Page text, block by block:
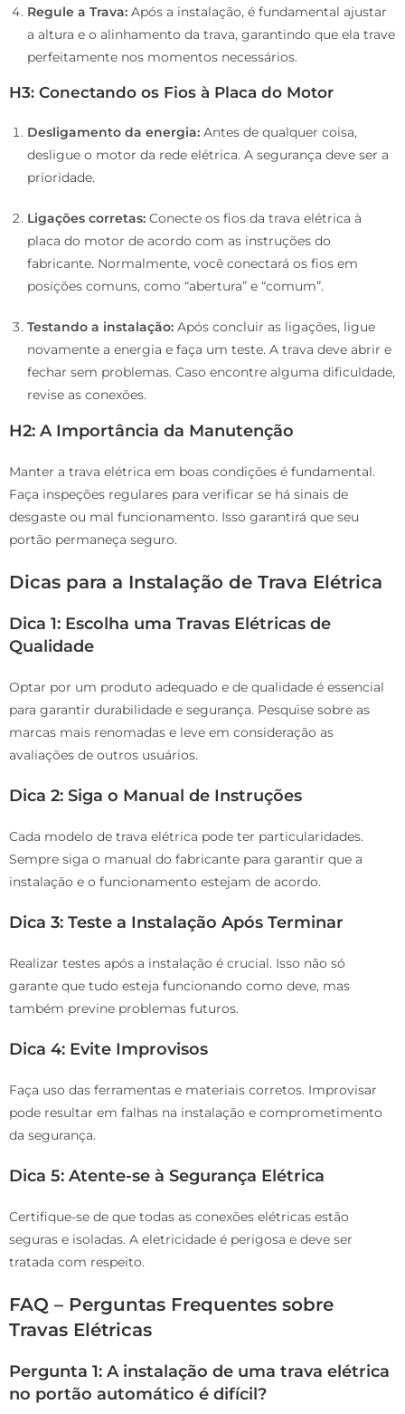
Regule a Trava: Após a instalação, é fundamental ajustar
a altura e o alinhamento da trava, garantindo que ela trave
perfeitamente nos momentos necessários.
H3: Conectando os Fios à Placa do Motor
Desligamento da energia: Antes de qualquer coisa,
desligue o motor da rede elétrica. A segurança deve ser a
prioridade.
Ligações corretas: Conecte os fios da trava elétrica à
placa do motor de acordo com as instruções do
fabricante. Normalmente, você conectará os fios em
posições comuns, como “abertura” e “comum”.
Testando a instalação: Após concluir as ligações, ligue
novamente a energia e faça um teste. A trava deve abrir e
fechar sem problemas. Caso encontre alguma dificuldade,
revise as conexões.
H2: A Importância da Manutenção
Manter a trava elétrica em boas condições é fundamental.
Faça inspeções regulares para verificar se há sinais de
desgaste ou mal funcionamento. Isso garantirá que seu
portão permaneça seguro.
Dicas para a Instalação de Trava Elétrica
Dica 1: Escolha uma Travas Elétricas de
Qualidade
Optar por um produto adequado e de qualidade é essencial
para garantir durabilidade e segurança. Pesquise sobre as
marcas mais renomadas e leve em consideração as
avaliações de outros usuários.
Dica 2: Siga o Manual de Instruções
Cada modelo de trava elétrica pode ter particularidades.
Sempre siga o manual do fabricante para garantir que a
instalação e o funcionamento estejam de acordo.
Dica 3: Teste a Instalação Após Terminar
Realizar testes após a instalação é crucial. Isso não só
garante que tudo esteja funcionando como deve, mas
também previne problemas futuros.
Dica 4: Evite Improvisos
Faça uso das ferramentas e materiais corretos. Improvisar
pode resultar em falhas na instalação e comprometimento
da segurança.
Dica 5: Atente-se à Segurança Elétrica
Certifique-se de que todas as conexões elétricas estão
seguras e isoladas. A eletricidade é perigosa e deve ser
tratada com respeito.
FAQ – Perguntas Frequentes sobre
Travas Elétricas
Pergunta 1: A instalação de uma trava elétrica
no portão automático é difícil?